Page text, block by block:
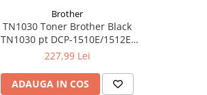
Brother
TN1030 Toner Brother Black
TN1030 pt DCP-1510E/1512E,
HL-1110E/1112E ,1K
227,99 Lei
ADAUGA IN COS